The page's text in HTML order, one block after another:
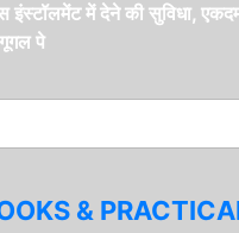
इंस्टॉलमेंट में देने की सुविधा,
पे
&